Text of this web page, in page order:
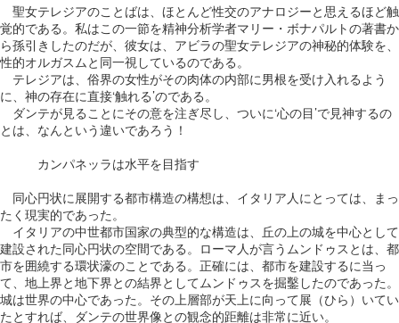
聖女テレジアのことばは、ほとんど性交のアナロジーと思えるほど触
覚的である。私はこの一節を精神分析学者マリー・ボナパルトの著書か
ら孫引きしたのだが、彼女は、アビラの聖女テレジアの神秘的体験を、
性的オルガスムと同一視しているのである。
テレジアは、俗界の女性がその肉体の内部に男根を受け入れるよう
に、神の存在に直接‘触れる’のである。
ダンテが見ることにその意を注ぎ尽し、ついに‘心の目’で見神するの
とは、なんという違いであろう！
カンパネッラは水平を目指す
同心円状に展開する都市構造の構想は、イタリア人にとっては、まっ
たく現実的であった。
イタリアの中世都市国家の典型的な構造は、丘の上の城を中心として
建設された同心円状の空間である。ローマ人が言うムンドゥスとは、都
市を囲繞する環状濠のことである。正確には、都市を建設するに当っ
て、地上界と地下界との結界としてムンドゥスを掘鑿したのであった。
城は世界の中心であった。その上層部が天上に向って展（ひら）いてい
たとすれば、ダンテの世界像との観念的距離は非常に近い。